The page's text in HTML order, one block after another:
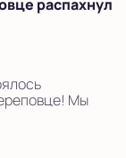
распахнул
Мы